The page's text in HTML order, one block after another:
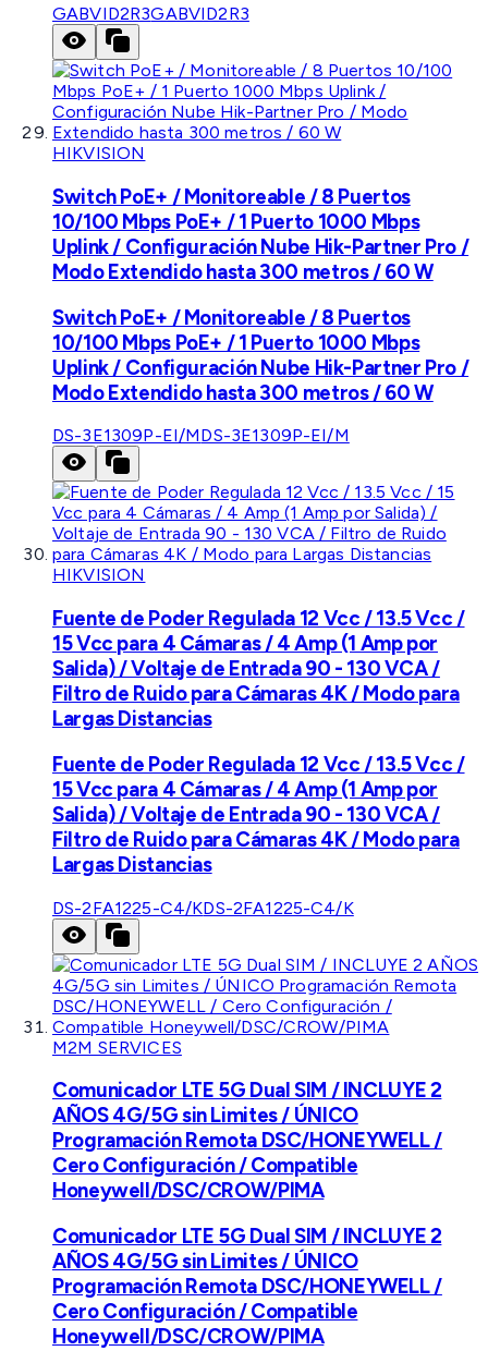
GABVID2R3GABVID2R3
HIKVISION
Switch PoE+ / Monitoreable / 8 Puertos
10/100 Mbps PoE+ / 1 Puerto 1000 Mbps
Uplink / Configuración Nube Hik-Partner Pro /
Modo Extendido hasta 300 metros / 60 W
Switch PoE+ / Monitoreable / 8 Puertos
10/100 Mbps PoE+ / 1 Puerto 1000 Mbps
Uplink / Configuración Nube Hik-Partner Pro /
Modo Extendido hasta 300 metros / 60 W
DS-3E1309P-EI/MDS-3E1309P-EI/M
HIKVISION
Fuente de Poder Regulada 12 Vcc / 13.5 Vcc /
15 Vcc para 4 Cámaras / 4 Amp (1 Amp por
Salida) / Voltaje de Entrada 90 - 130 VCA /
Filtro de Ruido para Cámaras 4K / Modo para
Largas Distancias
Fuente de Poder Regulada 12 Vcc / 13.5 Vcc /
15 Vcc para 4 Cámaras / 4 Amp (1 Amp por
Salida) / Voltaje de Entrada 90 - 130 VCA /
Filtro de Ruido para Cámaras 4K / Modo para
Largas Distancias
DS-2FA1225-C4/KDS-2FA1225-C4/K
M2M SERVICES
Comunicador LTE 5G Dual SIM / INCLUYE 2
AÑOS 4G/5G sin Limites / ÚNICO
Programación Remota DSC/HONEYWELL /
Cero Configuración / Compatible
Honeywell/DSC/CROW/PIMA
Comunicador LTE 5G Dual SIM / INCLUYE 2
AÑOS 4G/5G sin Limites / ÚNICO
Programación Remota DSC/HONEYWELL /
Cero Configuración / Compatible
Honeywell/DSC/CROW/PIMA